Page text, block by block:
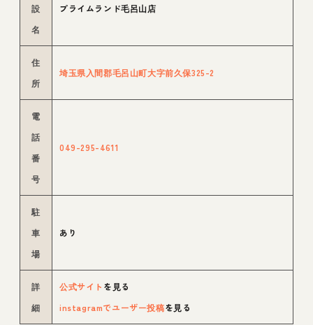
設
名
プライムランド毛呂山店
住
所
埼玉県入間郡毛呂山町大字前久保325-2
電
話
番
号
049-295-4611
駐
車
場
あり
詳
細
公式サイト を見る
instagramでユーザー投稿を見る